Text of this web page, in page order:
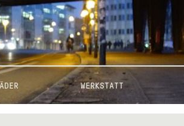
WERKSTATT